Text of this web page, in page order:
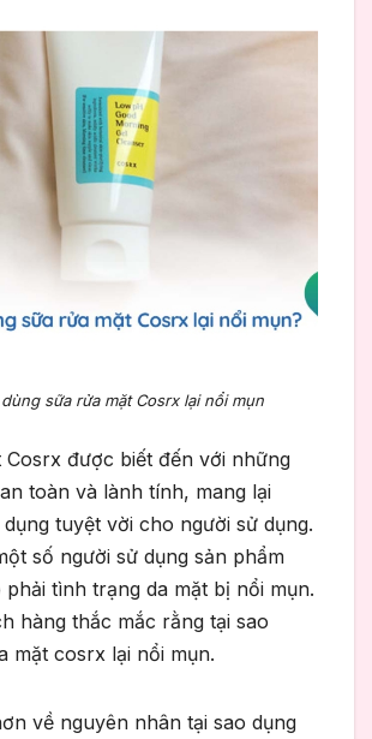
dùng sữa rửa mặt Cosrx lại nổi mụn
Cosrx được biết đến với những
toàn và lành tính, mang lại
tuyệt vời cho người sử dụng.
số người sử dụng sản phẩm
phải tình trạng da mặt bị nổi mụn.
hàng thắc mắc rằng tại sao
mặt cosrx lại nổi mụn.
về nguyên nhân tại sao dụng